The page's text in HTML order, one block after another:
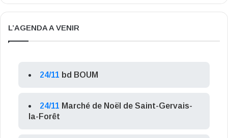
L’AGENDA A VENIR
24/11 bd BOUM
24/11 Marché de Noël de Saint-Gervais-
la-Forêt